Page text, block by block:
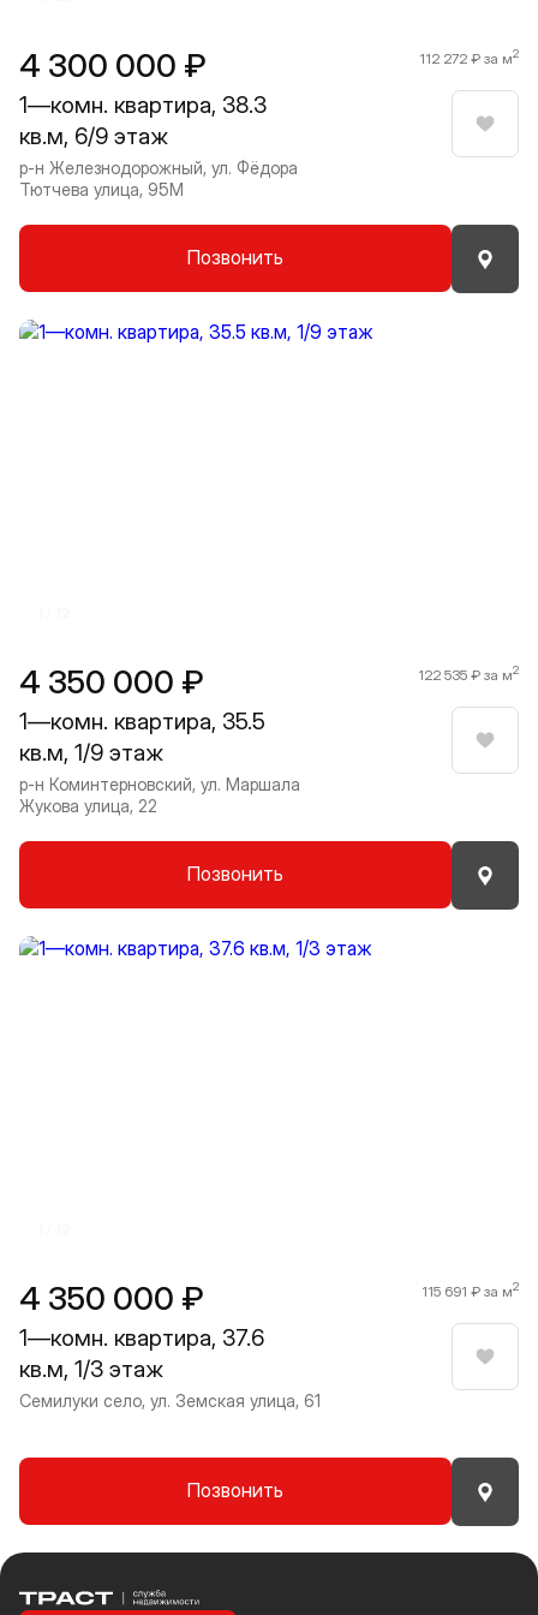
4 300 000 ₽ 112 272 ₽ за м2
1—комн. квартира, 38.3
кв.м, 6/9 этаж
р-н Железнодорожный, ул. Фёдора
Тютчева улица, 95М
Позвонить
4 350 000 ₽ 122 535 ₽ за м2
1—комн. квартира, 35.5
кв.м, 1/9 этаж
р-н Коминтерновский, ул. Маршала
Жукова улица, 22
Позвонить
4 350 000 ₽ 115 691 ₽ за м2
1—комн. квартира, 37.6
кв.м, 1/3 этаж
Семилуки село, ул. Земская улица, 61
Позвонить
Траст | Служба недвижимости